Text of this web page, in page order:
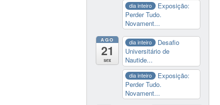
dia inteiro
Exposição:
Perder Tudo.
Novament...
AGO
21
sex
dia inteiro
Desafio
Universitário de
Nautide...
dia inteiro
Exposição:
Perder Tudo.
Novament...